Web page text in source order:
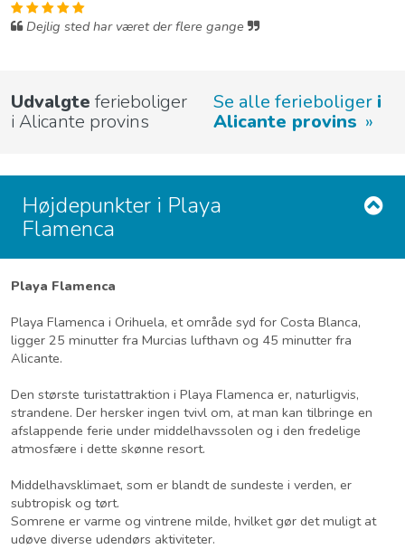
Dejlig sted har været der flere gange
Udvalgte ferieboliger
i Alicante provins
Se alle ferieboliger i
Alicante provins
Højdepunkter i Playa
Flamenca
Playa Flamenca
Playa Flamenca i Orihuela, et område syd for Costa Blanca,
ligger 25 minutter fra Murcias lufthavn og 45 minutter fra
Alicante.
Den største turistattraktion i Playa Flamenca er, naturligvis,
strandene. Der hersker ingen tvivl om, at man kan tilbringe en
afslappende ferie under middelhavssolen og i den fredelige
atmosfære i dette skønne resort.
Middelhavsklimaet, som er blandt de sundeste i verden, er
subtropisk og tørt.
Somrene er varme og vintrene milde, hvilket gør det muligt at
udøve diverse udendørs aktiviteter.